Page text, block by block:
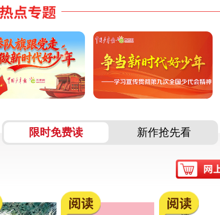
中国少年报》云电台 | 小小播音员作
限时免费读 新作抢先看